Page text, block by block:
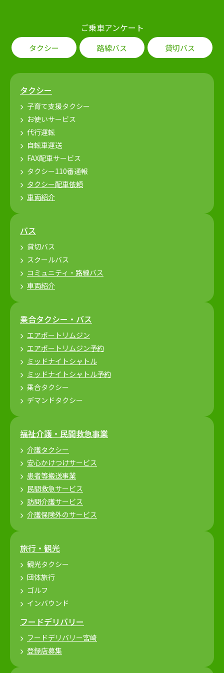
ご乗車アンケート
タクシー 路線バス 貸切バス
タクシー
子育て支援タクシー
お使いサービス
代行運転
自転車運送
FAX配車サービス
タクシー110番通報
タクシー配車依頼
車両紹介
バス
貸切バス
スクールバス
コミュニティ・路線バス
車両紹介
乗合タクシー・バス
エアポートリムジン
エアポートリムジン予約
ミッドナイトシャトル
ミッドナイトシャトル予約
乗合タクシー
デマンドタクシー
福祉介護・民間救急事業
介護タクシー
安心かけつけサービス
患者等搬送事業
民間救急サービス
訪問介護サービス
介護保険外のサービス
旅行・観光
観光タクシー
団体旅行
ゴルフ
インバウンド
フードデリバリー
フードデリバリー宮崎
登録店募集